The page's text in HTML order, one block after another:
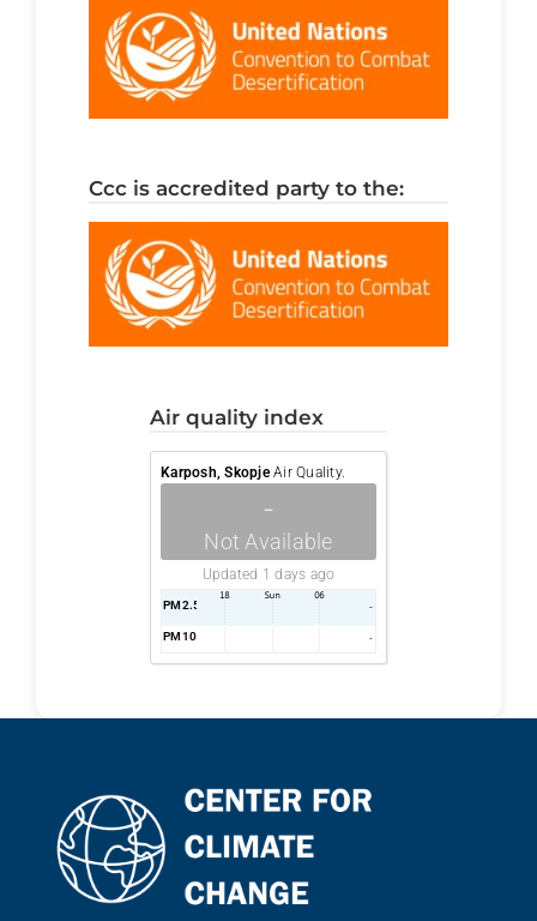
ccc is accredited party to the:
air quality index
Karposh, SkopjeAir Quality.
-
Not Available
Updated 1 days ago
PM2.5 AQI -
PM10 -